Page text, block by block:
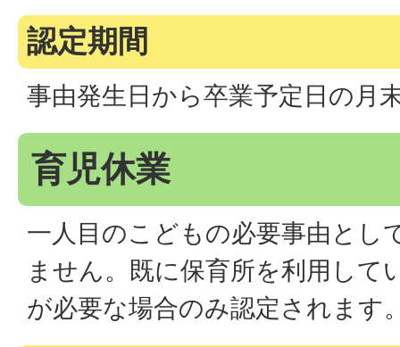
認定期間
事由発生日から卒業予定日の月
育児休業
一人目のこどもの必要事由とし
ません。既に保育所を利用して
が必要な場合のみ認定されます